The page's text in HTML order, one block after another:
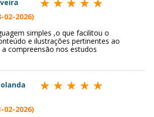
2026)
simples ,o que facilitou o
e ilustrações pertinentes ao
compreensão nos estudos
2026)